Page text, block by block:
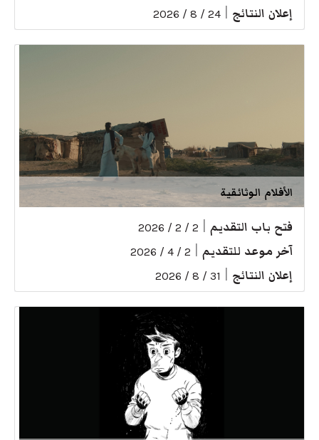
إعلان النتائج 24 / 8 / 2026
الأفلام الوثائقية
فتح باب التقديم 2 / 2 / 2026
آخر موعد للتقديم 2 / 4 / 2026
إعلان النتائج 31 / 8 / 2026